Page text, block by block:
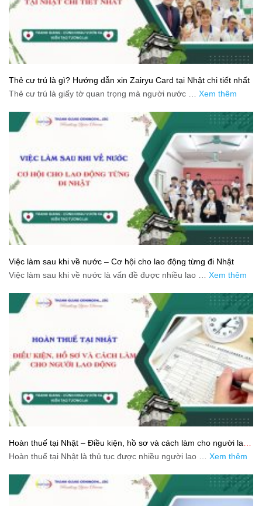
Thẻ cư trú là gì? Hướng dẫn xin Zairyu Card tại Nhật chi tiết nhất
Thẻ cư trú là giấy tờ quan trọng mà người nước … Xem thêm
Việc làm sau khi về nước – Cơ hội cho lao động từng đi Nhật
Việc làm sau khi về nước là vấn đề được nhiều lao … Xem thêm
Hoàn thuế tại Nhật – Điều kiện, hồ sơ và cách làm cho người lao
động
Hoàn thuế tại Nhật là thủ tục được nhiều người lao … Xem thêm